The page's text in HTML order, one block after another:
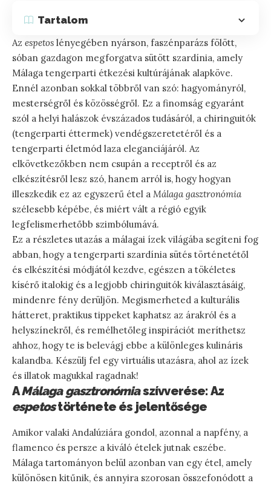
Tartalom
Az espetos lényegében nyárson, faszénparázs fölött,
sóban gazdagon megforgatva sütött szardínia, amely
Málaga tengerparti étkezési kultúrájának alapköve.
Ennél azonban sokkal többről van szó: hagyományról,
mesterségről és közösségről. Ez a finomság egyaránt
szól a helyi halászok évszázados tudásáról, a chiringuitók
(tengerparti éttermek) vendégszeretetéről és a
tengerparti életmód laza eleganciájáról. Az
elkövetkezőkben nem csupán a receptről és az
elkészítésről lesz szó, hanem arról is, hogy hogyan
illeszkedik ez az egyszerű étel a Málaga gasztronómia
szélesebb képébe, és miért vált a régió egyik
legfelismerhetőbb szimbólumává.
Ez a részletes utazás a málagai ízek világába segíteni fog
abban, hogy a tengerparti szardínia sütés történetétől
és elkészítési módjától kezdve, egészen a tökéletes
kísérő italokig és a legjobb chiringuitók kiválasztásáig,
mindenre fény derüljön. Megismerheted a kulturális
hátteret, praktikus tippeket kaphatsz az árakról és a
helyszínekről, és remélhetőleg inspirációt meríthetsz
ahhoz, hogy te is belevágj ebbe a különleges kulináris
kalandba. Készülj fel egy virtuális utazásra, ahol az ízek
és illatok magukkal ragadnak!
AMálaga gasztronómiaszívverése: Az
espetostörténete és jelentősége
Amikor valaki Andalúziára gondol, azonnal a napfény, a
flamenco és persze a kiváló ételek jutnak eszébe.
Málaga tartományon belül azonban van egy étel, amely
különösen kitűnik, és annyira szorosan összefonódott a